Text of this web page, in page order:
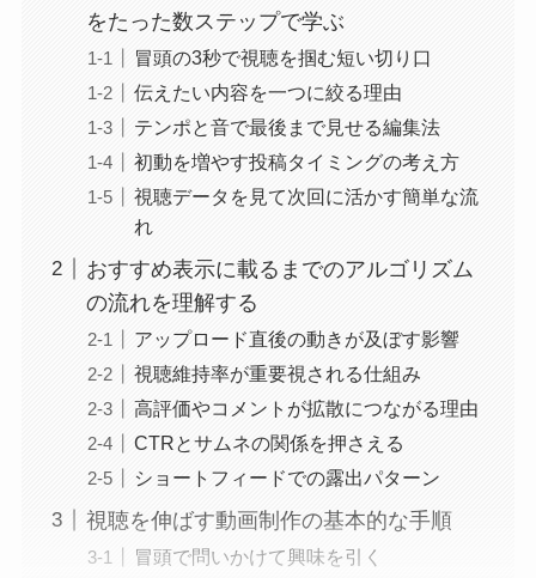
をたった数ステップで学ぶ
冒頭の3秒で視聴を掴む短い切り口
伝えたい内容を一つに絞る理由
テンポと音で最後まで見せる編集法
初動を増やす投稿タイミングの考え方
視聴データを見て次回に活かす簡単な流
れ
おすすめ表示に載るまでのアルゴリズム
の流れを理解する
アップロード直後の動きが及ぼす影響
視聴維持率が重要視される仕組み
高評価やコメントが拡散につながる理由
CTRとサムネの関係を押さえる
ショートフィードでの露出パターン
視聴を伸ばす動画制作の基本的な手順
冒頭で問いかけて興味を引く